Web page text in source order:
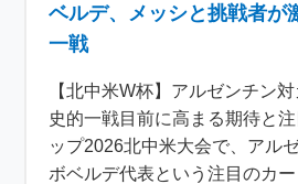
ベルデ、メッシと挑戦者が
一戦
【北中米W杯】アルゼンチン
史的一戦目前に高まる期待と
ップ2026北中米大会で、アル
ボベルデ代表という注目のカ